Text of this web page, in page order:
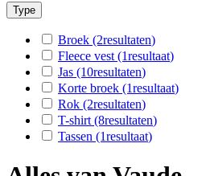
Type
Broek (2resultaten)
Fleece vest (1resultaat)
Jas (10resultaten)
Korte broek (1resultaat)
Rok (2resultaten)
T-shirt (8resultaten)
Tassen (1resultaat)